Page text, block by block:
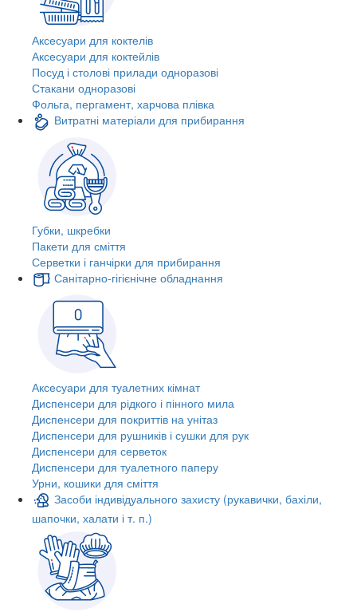
Аксесуари для коктелів
Аксесуари для коктейлів
Посуд і столові прилади одноразові
Стакани одноразові
Фольга, пергамент, харчова плівка
Витратні матеріали для прибирання
Губки, шкребки
Пакети для сміття
Серветки і ганчірки для прибирання
Санітарно-гігієнічне обладнання
Аксесуари для туалетних кімнат
Диспенсери для рідкого і пінного мила
Диспенсери для покриттів на унітаз
Диспенсери для рушників і сушки для рук
Диспенсери для серветок
Диспенсери для туалетного паперу
Урни, кошики для сміття
Засоби індивідуального захисту (рукавички, бахіли,
шапочки, халати і т. п.)